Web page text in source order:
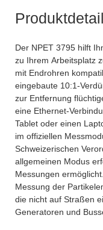
Der NPET 3795 hilft
zu Ihrem Arbeitsplatz
mit Endrohren
eingebaute 10:1-
zur Entfernung
eine Ethernet-
Tablet oder einen
im offiziellen
Schweizerischen
allgemeinen Modus
Messungen ermöglicht.
Messung der
die nicht auf Straßen
Generatoren und